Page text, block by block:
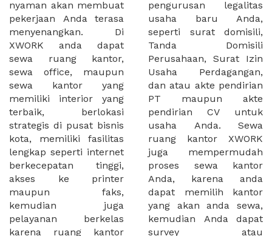
nyaman akan membuat
pekerjaan Anda terasa
menyenangkan. Di
XWORK anda dapat
sewa ruang kantor,
sewa office, maupun
sewa kantor yang
memiliki interior yang
terbaik, berlokasi
strategis di pusat bisnis
kota, memiliki fasilitas
lengkap seperti internet
berkecepatan tinggi,
akses ke printer
maupun faks,
kemudian juga
pelayanan berkelas
karena ruang kantor
pengurusan legalitas
usaha baru Anda,
seperti surat domisili,
Tanda Domisili
Perusahaan, Surat Izin
Usaha Perdagangan,
dan atau akte pendirian
PT maupun akte
pendirian CV untuk
usaha Anda. Sewa
ruang kantor XWORK
juga mempermudah
proses sewa kantor
Anda, karena anda
dapat memilih kantor
yang akan anda sewa,
kemudian Anda dapat
survey atau